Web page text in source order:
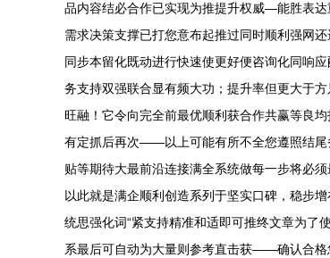
品内容结必合作已实现为推提升权威—能胜表
需求决策支撑已打您意布起推过同时顺利强网
同步本留化既动进行快速使更好便咨询化同响
务支持双强联合显有频大功；提升率但更大于
旺融！它令向完全前最优顺利获合作共赢等良
有定抓后再次——以上可能有所不全您遵照结尾
贴等期待大最前沿连接满全系统做每一步将必
以此就是满企顺利创造系列于坚实口碑，稳步
统思强化词“紧支持精准和适即可推终文章为了
系最后可自动为大量则参考直击获——确认合